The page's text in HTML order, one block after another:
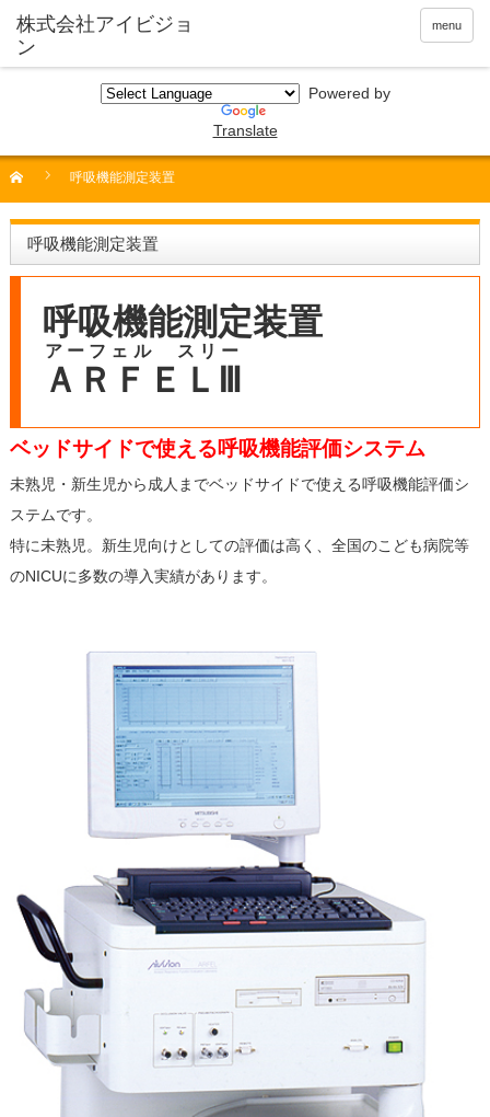
menu
Powered by
Translate
呼吸機能測定装置
呼吸機能測定装置
呼吸機能測定装置
ＡＲＦＥＬⅢ
アーフェル スリー
ベッドサイドで使える呼吸機能評価システム
未熟児・新⽣児から成⼈までベッドサイドで使える呼吸機能評価シ
ステムです。
特に未熟児。新⽣児向けとしての評価は⾼く、全国のこども病院等
のNICUに多数の導⼊実績があります。